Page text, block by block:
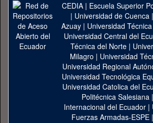
CEDIA| Escuela Superior
| Universidad de Cuenca|
Azuay| Universidad
Universidad Central del
Técnica del Norte |
Milagro | Universidad
Universidad Regional
Universidad Tecnológica
Universidad Catolica del
Politécnica Salesiana |
Internacional del Ecuador |
Fuerzas Armadas-ESPE |